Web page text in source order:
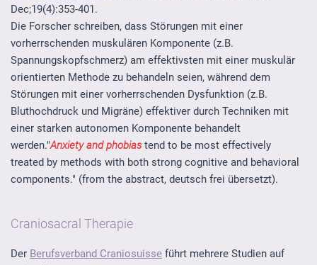
Dec;19(4):353-401.
Die Forscher schreiben, dass Störungen mit einer
vorherrschenden muskulären Komponente (z.B.
Spannungskopfschmerz) am effektivsten mit einer muskulär
orientierten Methode zu behandeln seien, während dem
Störungen mit einer vorherrschenden Dysfunktion (z.B.
Bluthochdruck und Migräne) effektiver durch Techniken mit
einer starken autonomen Komponente behandelt
werden."Anxiety and phobiastend to be most effectively
treated by methods with both strong cognitive and behavioral
components." (from the abstract, deutsch frei übersetzt).
Craniosacral Therapie
Der Berufsverband Craniosuisse führt mehrere Studien auf